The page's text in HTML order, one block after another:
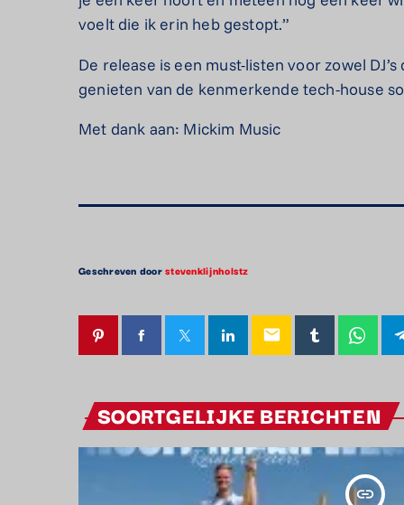
voelt die ik erin heb gestopt.”
De release is een must-listen voor zowel
genieten van de kenmerkende tech-house
Met dank aan: Mickim Music
Geschreven doorstevenklijnholstz
email
SOORTGELIJKE BERICHTEN
insert_link